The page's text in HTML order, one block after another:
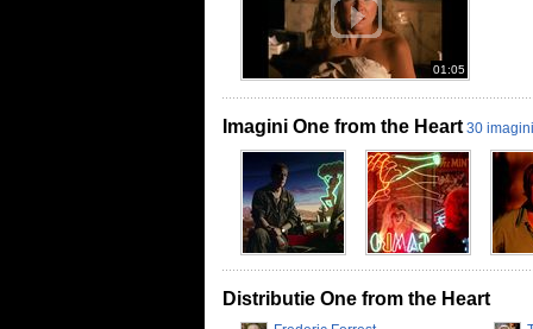
01:05
Imagini One from the Heart 30 imagini
Distributie One from the Heart